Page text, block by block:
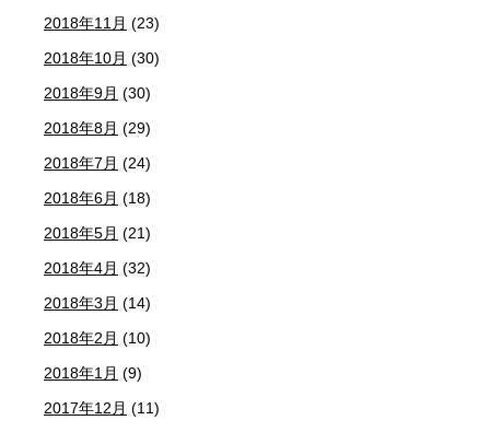
2018年11月 (23)
2018年10月 (30)
2018年9月 (30)
2018年8月 (29)
2018年7月 (24)
2018年6月 (18)
2018年5月 (21)
2018年4月 (32)
2018年3月 (14)
2018年2月 (10)
2018年1月 (9)
2017年12月 (11)